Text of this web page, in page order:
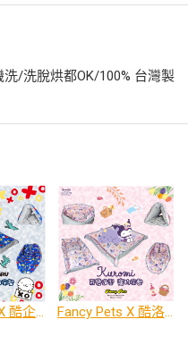
/洗脫烘都OK/100% 台灣製
Fancy Pets X 酷企鵝 百變造型寵物睡床墊 Fancy Pets X 酷洛米 百變造型寵物睡床墊